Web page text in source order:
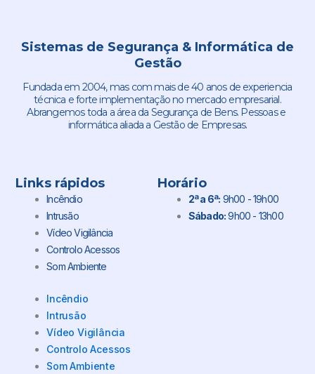
Sistemas de Segurança & Informática de
Gestão
Fundada em 2004, mas com mais de 40 anos de experiencia
técnica e forte implementação no mercado empresarial.
Abrangemos toda a área da Segurança de Bens. Pessoas e
informática aliada a Gestão de Empresas.
Links rápidos
Incêndio
Intrusão
Vídeo Vigilância
Controlo Acessos
Som Ambiente
Incêndio
Intrusão
Vídeo Vigilância
Controlo Acessos
Som Ambiente
Horário
2ª a 6ª: 9h00 - 19h00
Sábado:9h00 - 13h00